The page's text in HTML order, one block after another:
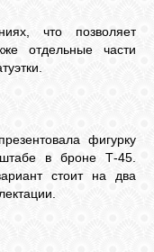
что позволяет
отдельные части
фигурку
в броне Т-45.
стоит на два